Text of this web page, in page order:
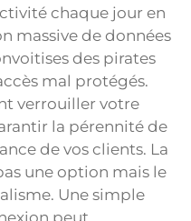
chaque jour en
massive de données
des pirates
mal protégés.
verrouiller votre
la pérennité de
de vos clients. La
une option mais le
Une simple
peut